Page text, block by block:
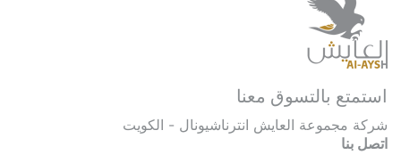
استمتع بالتسوق معنا
شركة مجموعة العايش انترناشيونال - الكويت
اتصل بنا